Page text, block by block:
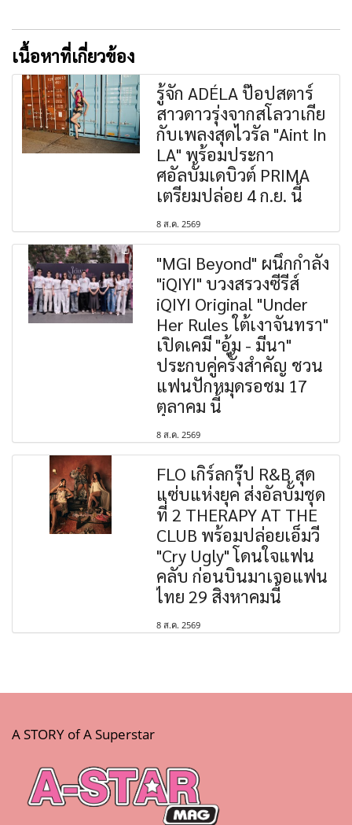
เนื้อหาที่เกี่ยวข้อง
รู้จัก ADÉLA ป๊อปสตาร์
สาวดาวรุ่งจากสโลวาเกีย
กับเพลงสุดไวรัล "Aint In
LA" พร้อมประกา
ศอัลบั้มเดบิวต์ PRIMA
เตรียมปล่อย 4 ก.ย. นี้
8 ส.ค. 2569
"MGI Beyond" ผนึกกำลัง
"iQIYI" บวงสรวงซีรีส์
iQIYI Original "Under
Her Rules ใต้เงาจันทรา"
เปิดเคมี "อุ้ม - มีนา"
ประกบคู่ครั้งสำคัญ ชวน
แฟนปักหมุดรอชม 17
ตุลาคม นี้
8 ส.ค. 2569
FLO เกิร์ลกรุ๊ป R&B สุด
แซ่บแห่งยุค ส่งอัลบั้มชุด
ที่ 2 THERAPY AT THE
CLUB พร้อมปล่อยเอ็มวี
"Cry Ugly" โดนใจแฟน
คลับ ก่อนบินมาเจอแฟน
ไทย 29 สิงหาคมนี้
8 ส.ค. 2569
A STORY of A Superstar